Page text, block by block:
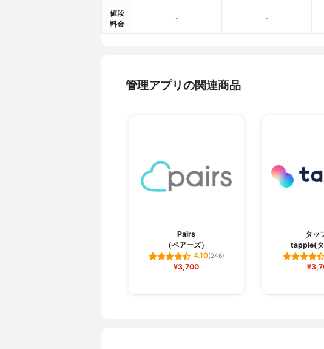
値段
料金
- -
管理アプリの関連商品
Pairs
（ペアーズ）
4.10(246)
¥3,700
タッ
tapple(